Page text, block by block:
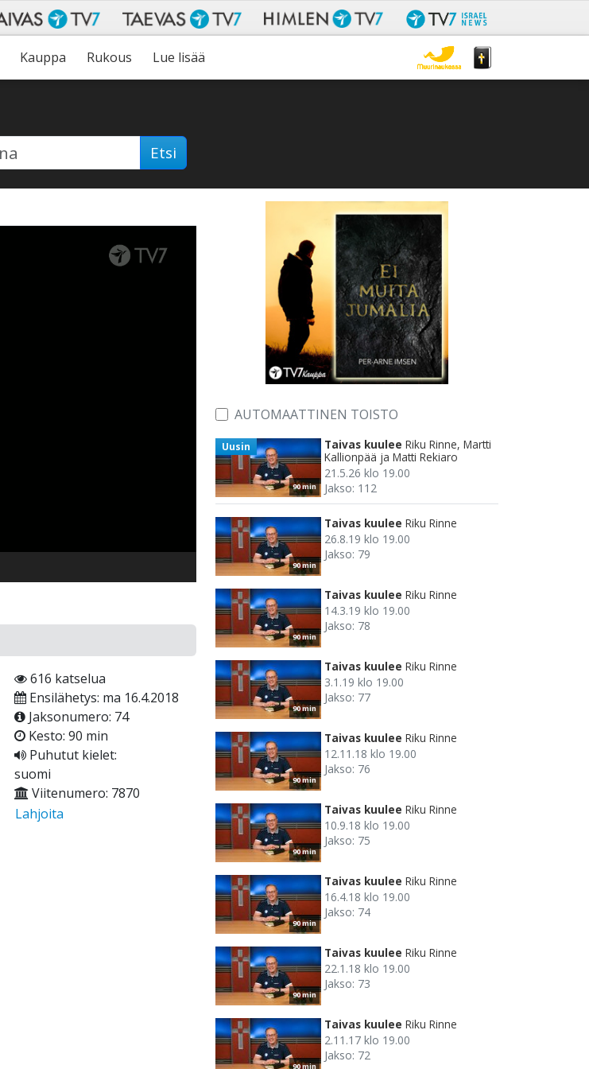
Kauppa Rukous Lue lisää
Etsi
616 katselua
Ensilähetys: ma 16.4.2018
Jaksonumero: 74
Kesto: 90 min
Puhutut kielet:
suomi
Viitenumero: 7870
Lahjoita
AUTOMAATTINEN TOISTO
90 min
Uusin Taivas kuulee Riku Rinne, Martti
Kallionpää ja Matti Rekiaro
21.5.26 klo 19.00
Jakso: 112
90 min
Taivas kuulee Riku Rinne
26.8.19 klo 19.00
Jakso: 79
90 min
Taivas kuulee Riku Rinne
14.3.19 klo 19.00
Jakso: 78
90 min
Taivas kuulee Riku Rinne
3.1.19 klo 19.00
Jakso: 77
90 min
Taivas kuulee Riku Rinne
12.11.18 klo 19.00
Jakso: 76
90 min
Taivas kuulee Riku Rinne
10.9.18 klo 19.00
Jakso: 75
90 min
Taivas kuulee Riku Rinne
16.4.18 klo 19.00
Jakso: 74
90 min
Taivas kuulee Riku Rinne
22.1.18 klo 19.00
Jakso: 73
90 min
Taivas kuulee Riku Rinne
2.11.17 klo 19.00
Jakso: 72